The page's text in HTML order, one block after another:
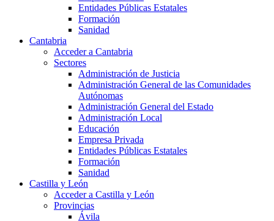
Entidades Públicas Estatales
Formación
Sanidad
Cantabria
Acceder a Cantabria
Sectores
Administración de Justicia
Administración General de las Comunidades
Autónomas
Administración General del Estado
Administración Local
Educación
Empresa Privada
Entidades Públicas Estatales
Formación
Sanidad
Castilla y León
Acceder a Castilla y León
Provincias
Ávila